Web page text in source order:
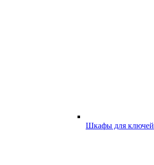
Шкафы для ключей